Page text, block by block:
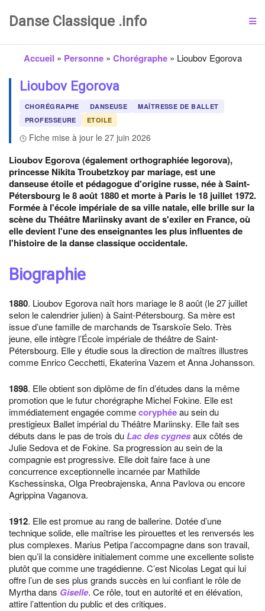
Danse Classique .info
Accueil » Personne» Chorégraphe» Lioubov Egorova
Lioubov Egorova
CHORÉGRAPHE DANSEUSE
MAÎTRESSE DE BALLET
PROFESSEURE
ETOILE
Fiche mise à jour le 27 juin 2026
Lioubov Egorova (également orthographiée Iegorova),
princesse Nikita Troubetzkoy par mariage, est une
danseuse étoile et pédagogue d'origine russe, née à Saint-
Pétersbourg le 8 août 1880 et morte à Paris le 18 juillet 1972.
Formée à l'école impériale de sa ville natale, elle brille sur la
scène du Théâtre Mariinsky avant de s'exiler en France, où
elle devient l'une des enseignantes les plus influentes de
l'histoire de la danse classique occidentale.
Biographie
1880. Lioubov Egorova naît hors mariage le 8 août (le 27 juillet
selon le calendrier julien) à Saint-Pétersbourg. Sa mère est
issue d’une famille de marchands de Tsarskoïe Selo. Très
jeune, elle intègre l’École impériale de théâtre de Saint-
Pétersbourg. Elle y étudie sous la direction de maîtres illustres
comme Enrico Cecchetti, Ekaterina Vazem et Anna Johansson.
1898. Elle obtient son diplôme de fin d’études dans la même
promotion que le futur chorégraphe Michel Fokine. Elle est
immédiatement engagée commecoryphéeau sein du
prestigieux Ballet impérial du Théâtre Mariinsky. Elle fait ses
débuts dans le pas de trois duLac des cygnesaux côtés de
Julie Sedova et de Fokine. Sa progression au sein de la
compagnie est progressive. Elle doit faire face à une
concurrence exceptionnelle incarnée par Mathilde
Kschessinska, Olga Preobrajenska, Anna Pavlova ou encore
Agrippina Vaganova.
1912. Elle est promue au rang de ballerine. Dotée d’une
technique solide, elle maîtrise les pirouettes et les renversés les
plus complexes. Marius Petipa l’accompagne dans son travail,
bien qu’il la considère initialement comme une excellente soliste
plutôt que comme une tragédienne. C’est Nicolas Legat qui lui
offre l’un de ses plus grands succès en lui confiant le rôle de
Myrtha dans Giselle. Ce rôle, tout en autorité et en élévation,
attire l’attention du public et des critiques.